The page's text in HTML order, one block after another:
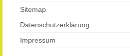
Sitemap
Datenschutzerklärung
Impressum